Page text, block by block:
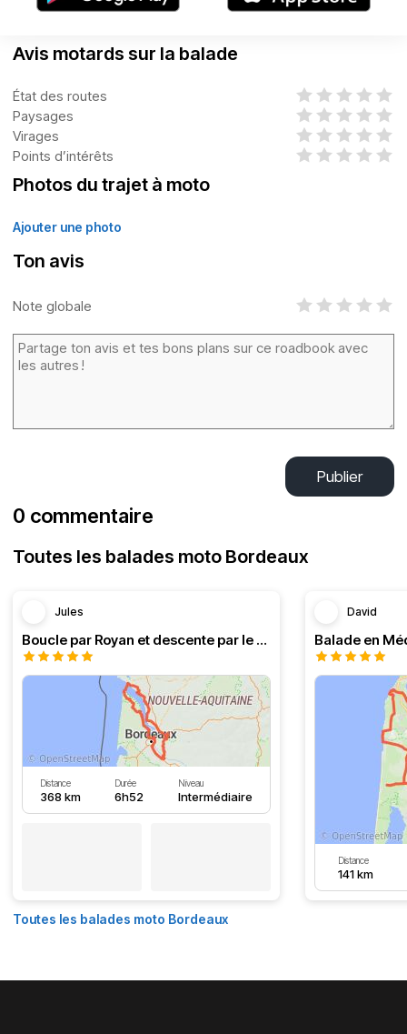
Avis motards sur la balade
État des routes
Paysages
Virages
Points d’intérêts
Photos du trajet à moto
Ajouter une photo
Ton avis
Note globale
Publier
0 commentaire
Toutes les balades moto Bordeaux
Jules
Boucle par Royan et descente par le Médoc
Distance
368 km
Durée
6h52
Niveau
Intermédiaire
David
Distance
141 km
Toutes les balades moto Bordeaux